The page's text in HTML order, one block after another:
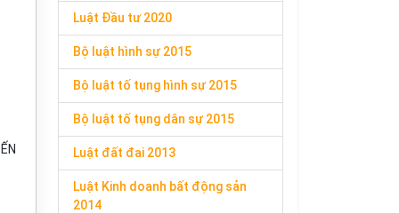
Luật Đầu tư 2020
Bộ luật hình sự 2015
Bộ luật tố tụng hình sự 2015
Bộ luật tố tụng dân sự 2015
Luật đất đai 2013
Luật Kinh doanh bất động sản
2014